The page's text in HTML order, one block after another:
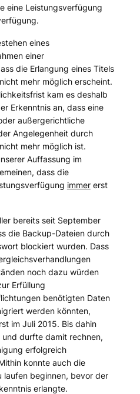
eine Leistungsverfügung
eines
einer
die Erlangung eines Titels
mehr möglich erscheint.
kam es deshalb
Erkenntnis an, dass eine
außergerichtliche
Angelegenheit durch
mehr möglich ist.
Auffassung im
dass die
immererst
bereits seit September
die Backup-Dateien durch
blockiert wurden. Dass
noch dazu würden
Erfüllung
benötigten Daten
werden könnten,
im Juli 2015. Bis dahin
durfte damit rechnen,
erfolgreich
konnte auch die
laufen beginnen, bevor der
erlangte.